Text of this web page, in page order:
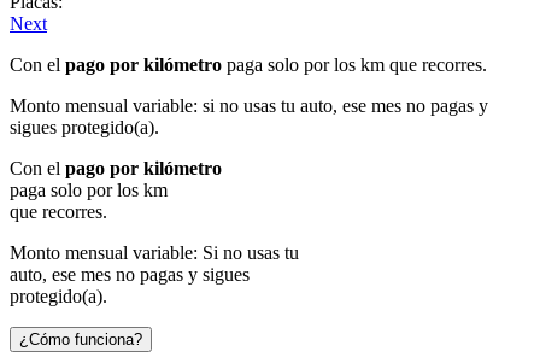
Next
Con el pago por kilómetro paga solo por los km que recorres.
Monto mensual variable: si no usas tu auto, ese mes no pagas y
sigues protegido(a).
Con el pago por kilómetro
paga solo por los km
que recorres.
Monto mensual variable: Si no usas tu
auto, ese mes no pagas y sigues
protegido(a).
¿Cómo funciona?